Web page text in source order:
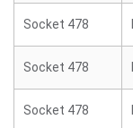
Socket 478
Socket 478
Socket 478